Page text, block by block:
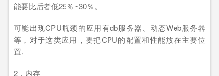
能要比后者低25％~30％。
可能出现CPU瓶颈的应用有db服务器、动态Web服务器
等，对于这类应用，要把CPU的配置和性能放在主要位
置。
2．内存